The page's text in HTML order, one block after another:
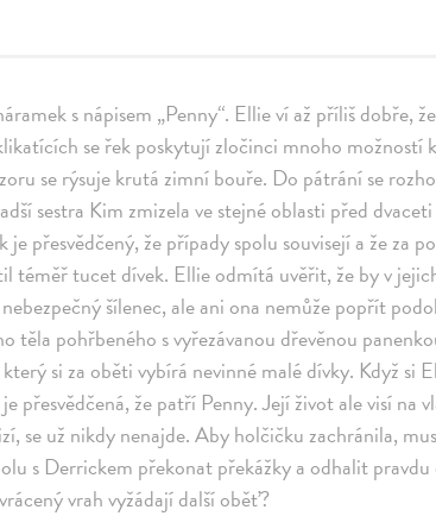
s nápisem „Penny“. Ellie ví až příliš dobře,
se řek poskytují zločinci mnoho možností
se rýsuje krutá zimní bouře. Do pátrání se
sestra Kim zmizela ve stejné oblasti před
přesvědčený, že případy spolu souvisejí a že za
téměř tucet dívek. Ellie odmítá uvěřit, že by v
šílenec, ale ani ona nemůže popřít
těla pohřbeného s vyřezávanou dřevěnou
si za oběti vybírá nevinné malé dívky. Když si
přesvědčená, že patří Penny. Její život ale visí na
se už nikdy nenajde. Aby holčičku zachránila,
s Derrickem překonat překážky a odhalit pravdu
vrah vyžádají další oběť?